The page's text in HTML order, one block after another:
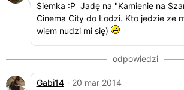
Siemka :P Jadę na "Kamienie na
Cinema City do Łodzi. Kto jedzie ze
wiem nudzi mi się)
Gabi14 · 20 mar 2014